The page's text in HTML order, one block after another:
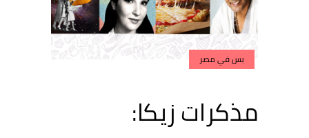
بس في مصر
مذكرات زيكا: